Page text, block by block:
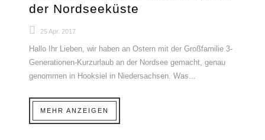
der Nordseeküste
25 Apr. 2017
Hallo Ihr Lieben, wir haben an Ostern mit der Großfamilie 3-
Generationen-Kurzurlaub an der Nordsee gemacht, genau
genommen in Hooksiel in Niedersachsen. Was...
MEHR ANZEIGEN